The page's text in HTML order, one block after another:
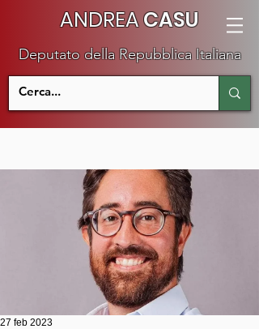
ANDREACASU
Deputato della Repubblica Italiana
27 feb 2023